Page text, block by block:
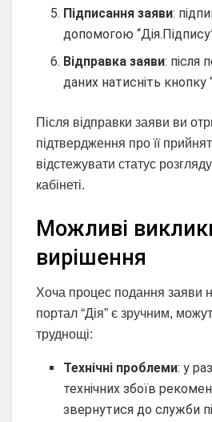
Підписання заяви:
допомогою
Відправка заяви: після
даних натисніть кнопку
Після відправки заяви ви
підтвердження про її
відстежувати статус
кабінеті.
Можливі
вирішення
Хоча процес подання заяви
портал “Дія” є зручним,
труднощі:
Технічні проблеми: у
технічних збоїв
звернутися до служби